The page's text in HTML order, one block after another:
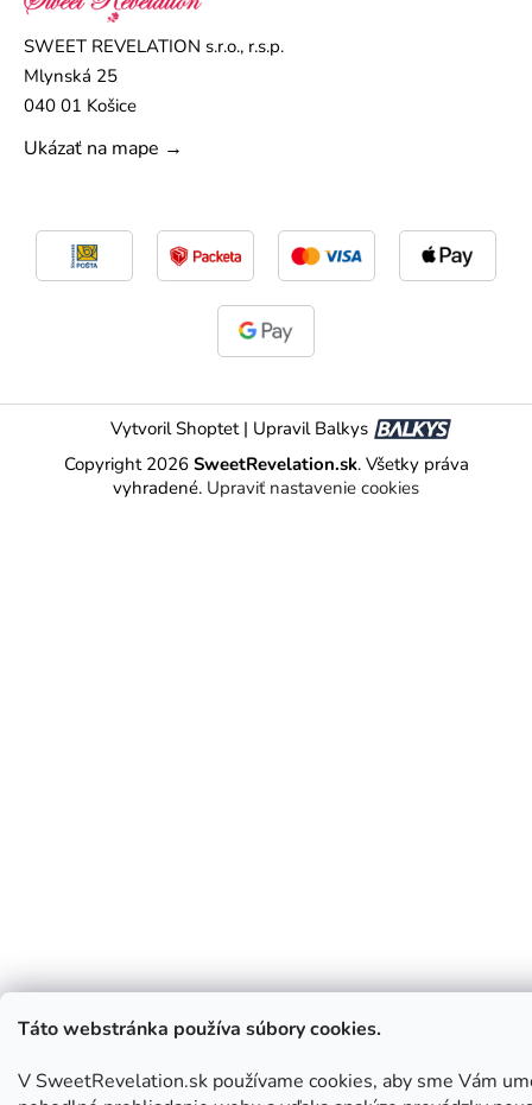
Táto webstránka používa súbory cookies.
V SweetRevelation.sk používame cookies, aby sme Vám
SWEET REVELATION s.r.o., r.s.p.
Mlynská 25
040 01 Košice
Ukázať na mape →
Vytvoril Shoptet | Upravil Balkys
Copyright 2026 SweetRevelation.sk. Všetky práva
vyhradené. Upraviť nastavenie cookies